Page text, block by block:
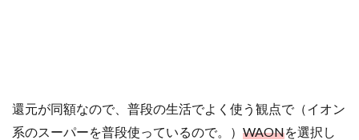
還元が同額なので、普段の生活でよく使う観点で（イオン
系のスーパーを普段使っているので。） WAONを選択し